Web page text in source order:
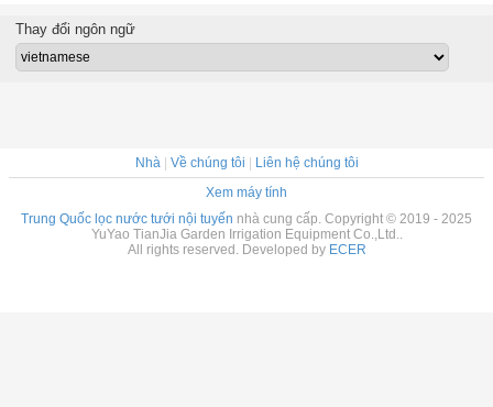
Thay đổi ngôn ngữ
Nhà| Về chúng tôi | Liên hệ chúng tôi
Xem máy tính
Trung Quốc lọc nước tưới nội tuyến nhà cung cấp. Copyright © 2019 - 2025
YuYao TianJia Garden Irrigation Equipment Co.,Ltd..
All rights reserved. Developed by ECER